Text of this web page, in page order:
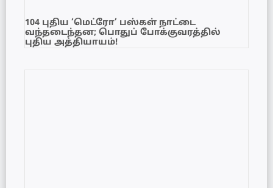
104 புதிய ‘மெட்ரோ’ பஸ்கள் நாட்டை
வந்தடைந்தன; பொதுப் போக்குவரத்தில்
புதிய அத்தியாயம்!